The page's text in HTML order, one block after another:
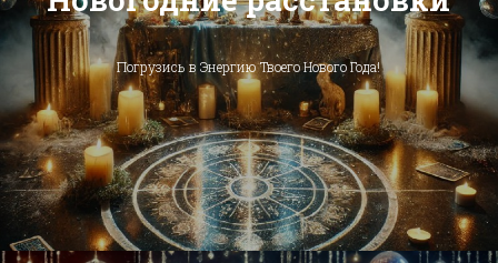
Погрузись в Энергию Твоего Нового Года!